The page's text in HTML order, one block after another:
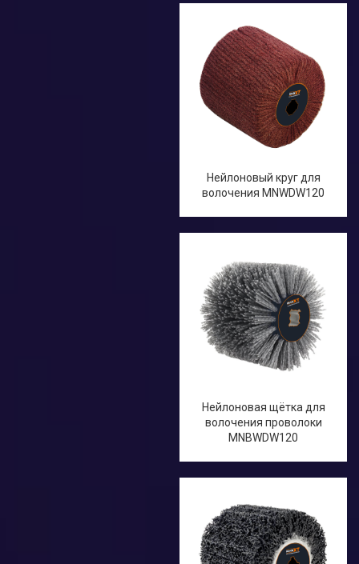
Нейлоновый круг для
волочения MNWDW120
Нейлоновая щётка для
волочения проволоки
MNBWDW120